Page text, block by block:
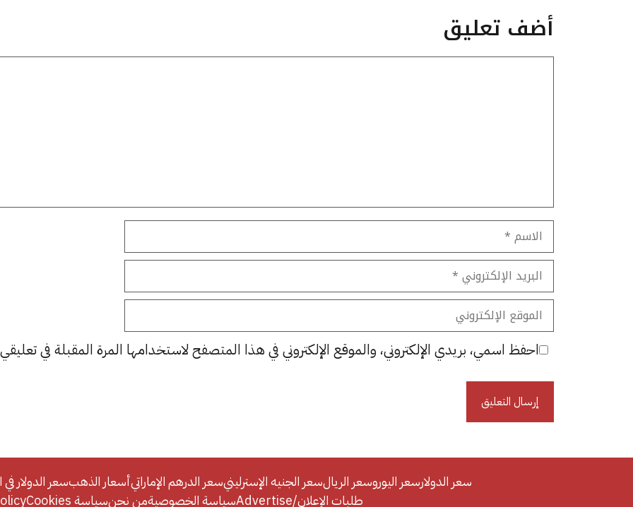
أضف تعليق
الاسم
البريد
الإلكتروني
الموقع
الإلكتروني
احفظ اسمي، بريدي الإلكتروني، والموقع الإلكتروني في هذا المتصفح لاستخدامها المرة المقبلة في
سعر الدولارسعر اليوروسعر الريالسعر الجنيه الإسترلينيسعر الدرهم الإماراتيأسعار الذهبسعر الدولار في
طلبات الإعلان/Advertise
سياسة الخصوصيةمن نحنسياسة Cookies